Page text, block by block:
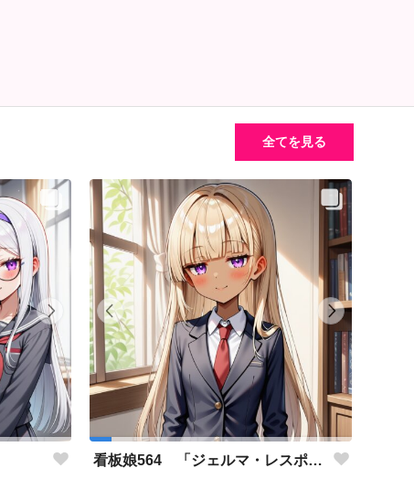
全てを見る
看板娘564 「ジェルマ・レスポストン・八百のよもやま話」